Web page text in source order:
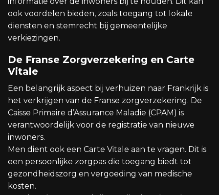
ook voordelen bieden, zoals toegang tot lokale
diensten en stemrecht bij gemeentelijke
verkiezingen.
De Franse Zorgverzekering en Carte
Vitale
Een belangrijk aspect bij verhuizen naar Frankrijk is
het verkrijgen van de Franse zorgverzekering. De
Caisse Primaire d’Assurance Maladie (CPAM) is
verantwoordelijk voor de registratie van nieuwe
inwoners.
Men dient ook een Carte Vitale aan te vragen. Dit is
een persoonlijke zorgpas die toegang biedt tot
gezondheidszorg en vergoeding van medische
kosten.